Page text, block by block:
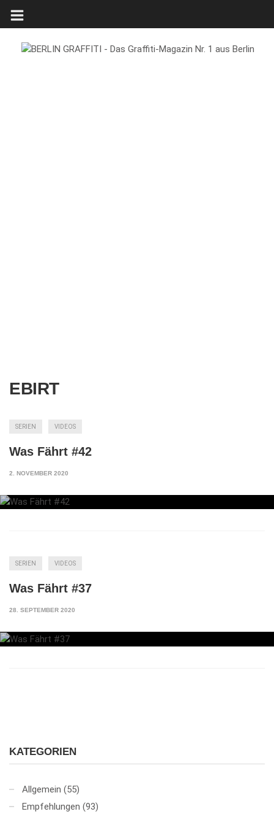
EBIRT
SERIEN VIDEOS
Was Fährt #42
2. NOVEMBER 2020
SERIEN VIDEOS
Was Fährt #37
28. SEPTEMBER 2020
KATEGORIEN
Allgemein (55)
Empfehlungen (93)